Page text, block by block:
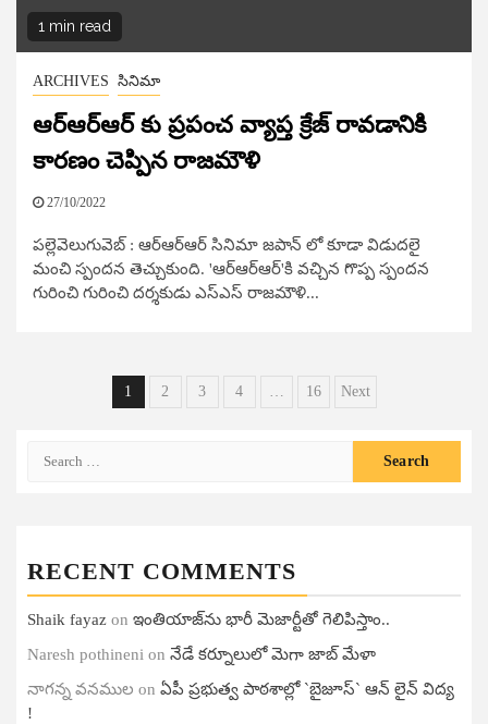
1 min read
ARCHIVES సినిమా
ఆర్ఆర్ఆర్ కు ప్రపంచ వ్యాప్త క్రేజ్ రావడానికి
కారణం చెప్పిన రాజమౌళి
27/10/2022
పల్లెవెలుగువెబ్ : ఆర్ఆర్ఆర్ సినిమా జపాన్ లో కూడా విడుదలై
మంచి స్పందన తెచ్చుకుంది. 'ఆర్ఆర్ఆర్'కి వచ్చిన గొప్ప స్పందన
గురించి గురించి దర్శకుడు ఎస్ఎస్ రాజమౌళి...
Posts
1 2 3 4 … 16 Next
RECENT COMMENTS
Shaik fayaz on ఇంతియాజ్​ను భారీ మెజార్టీతో గెలిపిస్తాం..
Naresh pothineni on నేడే కర్నూలులో మెగా జాబ్ మేళా
నాగన్న వనముల on ఏపీ ప్ర‌భుత్వ పాఠ‌శాల్లో `బైజూస్` ఆన్ లైన్ విద్య
!